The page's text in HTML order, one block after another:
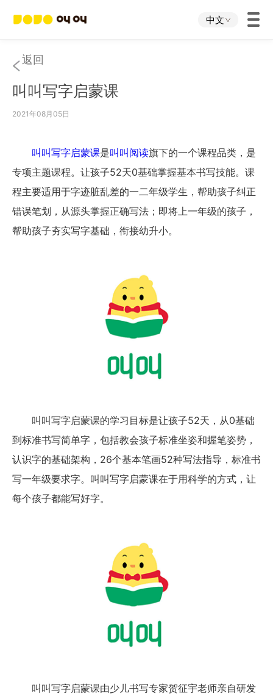
中文
首页
叫叫App
关于我们
下载中心
返回
叫叫写字启蒙课
2021年08月05日
叫叫写字启蒙课是叫叫阅读旗下的一个课程品类，是
专项主题课程。让孩子52天0基础掌握基本书写技能。课
程主要适用于字迹脏乱差的一二年级学生，帮助孩子纠正
错误笔划，从源头掌握正确写法；即将上一年级的孩子，
帮助孩子夯实写字基础，衔接幼升小。
叫叫写字启蒙课的学习目标是让孩子52天，从0基础
到标准书写简单字，包括教会孩子标准坐姿和握笔姿势，
认识字的基础架构，26个基本笔画52种写法指导，标准书
写一年级要求字。叫叫写字启蒙课在于用科学的方式，让
每个孩子都能写好字。
叫叫写字启蒙课由少儿书写专家贺征宇老师亲自研发